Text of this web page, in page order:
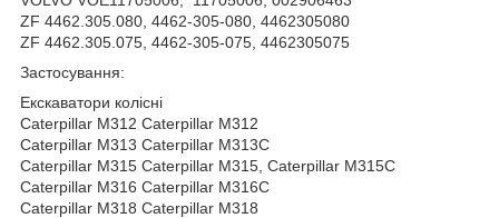
ZF 4462.305.080, 4462-305-080, 4462305080
ZF 4462.305.075, 4462-305-075, 4462305075
Застосування:
Екскаватори колісні
Caterpillar M312 Caterpillar M312
Caterpillar M313 Caterpillar M313C
Caterpillar M315 Caterpillar M315, Caterpillar M315C
Caterpillar M316 Caterpillar M316C
Caterpillar M318 Caterpillar M318